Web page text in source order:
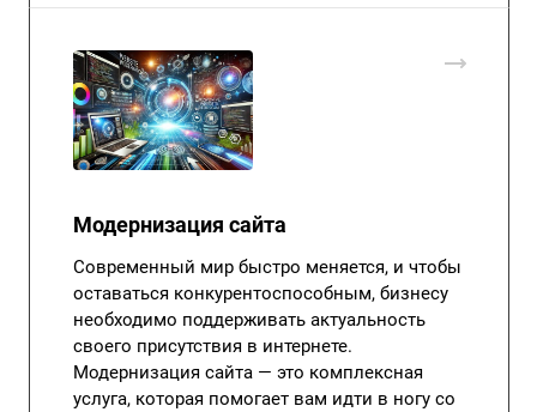
Модернизация сайта
Современный мир быстро меняется, и чтобы
оставаться конкурентоспособным, бизнесу
необходимо поддерживать актуальность
своего присутствия в интернете.
Модернизация сайта — это комплексная
услуга, которая помогает вам идти в ногу со